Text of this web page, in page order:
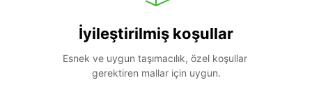
İyileştirilmiş koşullar
Esnek ve uygun taşımacılık, özel koşullar
gerektiren mallar için uygun.